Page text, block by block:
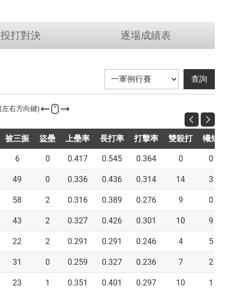
投打對決 逐場成績表
被三振 盜壘 上壘率 長打率 打擊率 雙殺打 犧短
6 0 0.417 0.545 0.364 0 0
49 0 0.336 0.436 0.314 14 3
58 2 0.316 0.389 0.276 9 0
43 2 0.327 0.426 0.301 10 9
22 2 0.291 0.291 0.246 4 5
31 0 0.259 0.327 0.236 7 2
23 1 0.351 0.401 0.297 10 1